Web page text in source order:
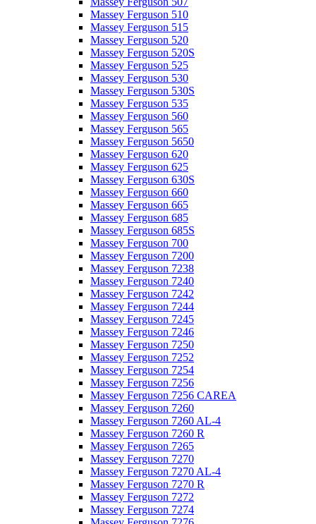
Massey Ferguson 510
Massey Ferguson 515
Massey Ferguson 520
Massey Ferguson 520S
Massey Ferguson 525
Massey Ferguson 530
Massey Ferguson 530S
Massey Ferguson 535
Massey Ferguson 560
Massey Ferguson 565
Massey Ferguson 5650
Massey Ferguson 620
Massey Ferguson 625
Massey Ferguson 630S
Massey Ferguson 660
Massey Ferguson 665
Massey Ferguson 685
Massey Ferguson 685S
Massey Ferguson 700
Massey Ferguson 7200
Massey Ferguson 7238
Massey Ferguson 7240
Massey Ferguson 7242
Massey Ferguson 7244
Massey Ferguson 7245
Massey Ferguson 7246
Massey Ferguson 7250
Massey Ferguson 7252
Massey Ferguson 7254
Massey Ferguson 7256
Massey Ferguson 7256 CAREA
Massey Ferguson 7260
Massey Ferguson 7260 AL-4
Massey Ferguson 7260 R
Massey Ferguson 7265
Massey Ferguson 7270
Massey Ferguson 7270 AL-4
Massey Ferguson 7270 R
Massey Ferguson 7272
Massey Ferguson 7274